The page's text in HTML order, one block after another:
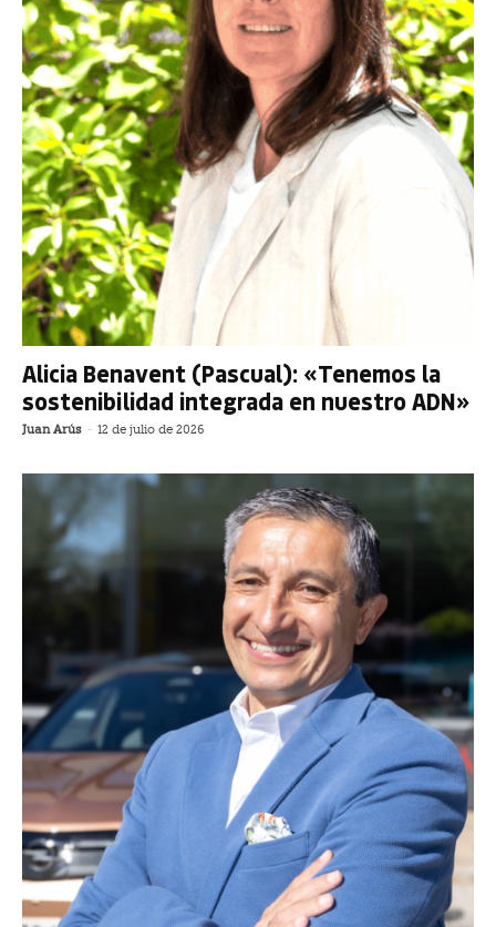
Alicia Benavent (Pascual): «Tenemos la
sostenibilidad integrada en nuestro ADN»
Juan Arús - 12 de julio de 2026